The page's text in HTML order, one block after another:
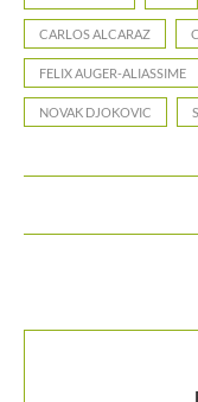
CARLOS ALCARAZ
FELIX AUGER-ALIASSIME
NOVAK DJOKOVIC